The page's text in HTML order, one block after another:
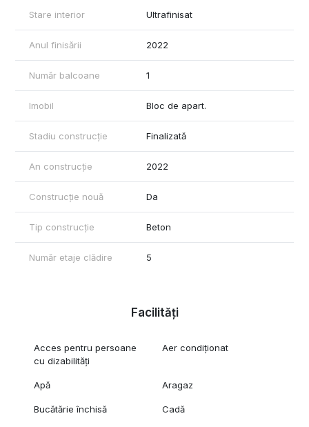
Stare interior Ultrafinisat
Anul finisării 2022
Număr balcoane 1
Imobil Bloc de apart.
Stadiu construcție Finalizată
An construcție 2022
Construcție nouă Da
Tip construcție Beton
Număr etaje clădire 5
Facilități
Acces pentru persoane
cu dizabilități
Aer condiționat
Apă Aragaz
Bucătărie închisă Cadă